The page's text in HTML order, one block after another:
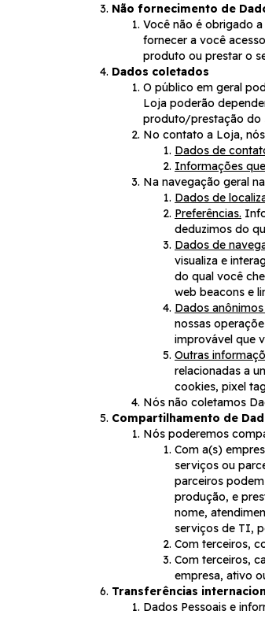
Não fornecimento de
Você não é obrigado
fornecer a você
produto ou prestar o
Dados coletados
O público em geral
Loja poderão
produto/prestação do
No contato a Loja,
Dados de
Informações
Na navegação geral
Dados de
Preferências.
deduzimos do
Dados de
visualiza e
do qual você
web beacons e
Dados
nossas
improvável que
Outras
relacionadas a
cookies, pixel
Nós não coletamos
Compartilhamento de
Nós poderemos
Com a(s)
serviços ou
parceiros
produção, e
nome,
serviços de TI,
Com terceiros,
Com terceiros,
empresa, ativo
Transferências
Dados Pessoais e